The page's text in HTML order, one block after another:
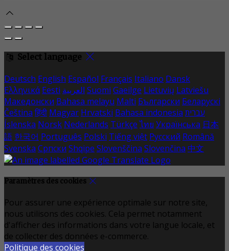
Select language
Deutsch English Español Français Italiano Dansk
Ελληνικά Eesti العربية Suomi Gaeilge Lietuvių Latviešu
Македонски Bahasa melayu Malti Български Беларускі
Čeština हिंदी Magyar Hrvatski Bahasa indonesia עברית
Íslenska Norsk Nederlands Türkçe ไทย Українська 日本
語 한국어 Português Polski Tiếng việt Русский Română
Svenska Српски Shqipe Slovenščina Slovenčina 中文
Paramètres des cookies
Pour assurer une expérience optimale sur notre site,
nous utilisons des cookies. Cela permet notamment
d'afficher des informations dans votre langue locale, et
de collecter des données e-commerce.
Politique des cookies